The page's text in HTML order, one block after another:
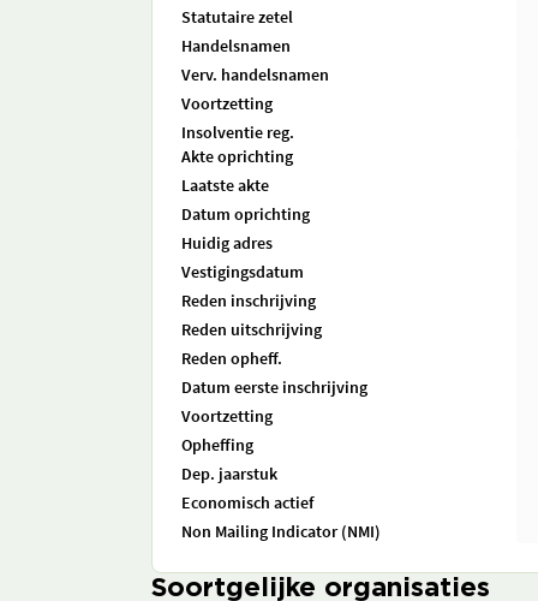
Statutaire zetel
Handelsnamen
Verv. handelsnamen
Voortzetting
Insolventie reg.
Akte oprichting
Laatste akte
Datum oprichting
Huidig adres
Vestigingsdatum
Reden inschrijving
Reden uitschrijving
Reden opheff.
Datum eerste inschrijving
Voortzetting
Opheffing
Dep. jaarstuk
Economisch actief
Non Mailing Indicator (NMI)
Soortgelijke organisaties